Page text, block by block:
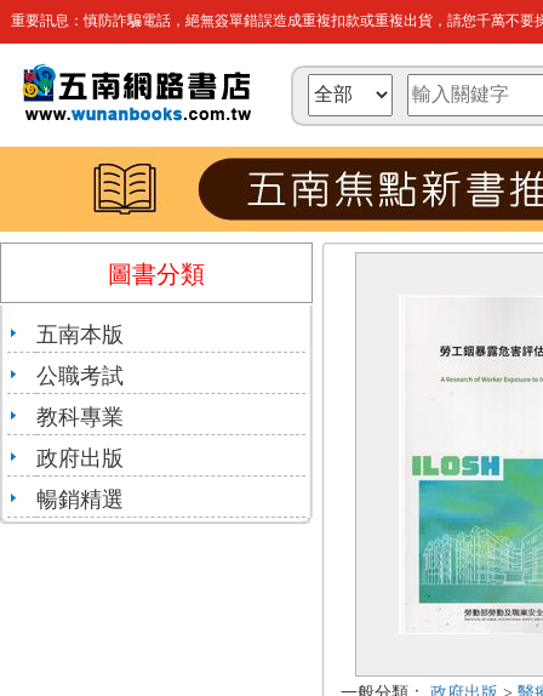
重要訊息：慎防詐騙電話，絕無簽單錯誤造成重複扣款或重複出貨，請您千萬不要
圖書分類
五南本版
公職考試
教科專業
政府出版
暢銷精選